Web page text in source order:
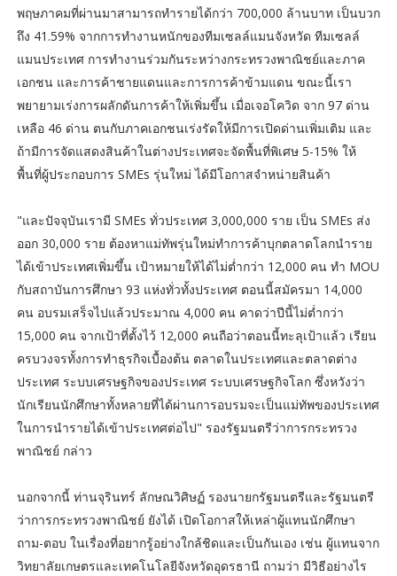
พฤษภาคมที่ผ่านมาสามารถทำรายได้กว่า 700,000 ล้านบาท เป็นบวก
ถึง 41.59% จากการทำงานหนักของทีมเซลล์แมนจังหวัด ทีมเซลล์
แมนประเทศ การทำงานร่วมกันระหว่างกระทรวงพาณิชย์และภาค
เอกชน และการค้าชายแดนและการการค้าข้ามแดน ขณะนี้เรา
พยายามเร่งการผลักดันการค้าให้เพิ่มขึ้น เมื่อเจอโควิด จาก 97 ด่าน
เหลือ 46 ด่าน ตนกับภาคเอกชนเร่งรัดให้มีการเปิดด่านเพิ่มเติม และ
ถ้ามีการจัดแสดงสินค้าในต่างประเทศจะจัดพื้นที่พิเศษ 5-15% ให้
พื้นที่ผู้ประกอบการ SMEs รุ่นใหม่ ได้มีโอกาสจำหน่ายสินค้า
"และปัจจุบันเรามี SMEs ทั่วประเทศ 3,000,000 ราย เป็น SMEs ส่ง
ออก 30,000 ราย ต้องหาแม่ทัพรุ่นใหม่ทำการค้าบุกตลาดโลกนำราย
ได้เข้าประเทศเพิ่มขึ้น เป้าหมายให้ได้ไม่ต่ำกว่า 12,000 คน ทำ MOU
กับสถาบันการศึกษา 93 แห่งทั่วทั้งประเทศ ตอนนี้สมัครมา 14,000
คน อบรมเสร็จไปแล้วประมาณ 4,000 คน คาดว่าปีนี้ไม่ต่ำกว่า
15,000 คน จากเป้าที่ตั้งไว้ 12,000 คนถือว่าตอนนี้ทะลุเป้าแล้ว เรียน
ครบวงจรทั้งการทำธุรกิจเบื้องต้น ตลาดในประเทศและตลาดต่าง
ประเทศ ระบบเศรษฐกิจของประเทศ ระบบเศรษฐกิจโลก ซึ่งหวังว่า
นักเรียนนักศึกษาทั้งหลายที่ได้ผ่านการอบรมจะเป็นแม่ทัพของประเทศ
ในการนำรายได้เข้าประเทศต่อไป" รองรัฐมนตรีว่าการกระทรวง
พาณิชย์ กล่าว
นอกจากนี้ ท่านจุรินทร์ ลักษณวิศิษฏ์ รองนายกรัฐมนตรีและรัฐมนตรี
ว่าการกระทรวงพาณิชย์ ยังได้ เปิดโอกาสให้เหล่าผู้แทนนักศึกษา
ถาม-ตอบ ในเรื่องที่อยากรู้อย่างใกล้ชิดและเป็นกันเอง เช่น ผู้แทนจาก
วิทยาลัยเกษตรและเทคโนโลยีจังหวัดอุดรธานี ถามว่า มีวิธีอย่างไร